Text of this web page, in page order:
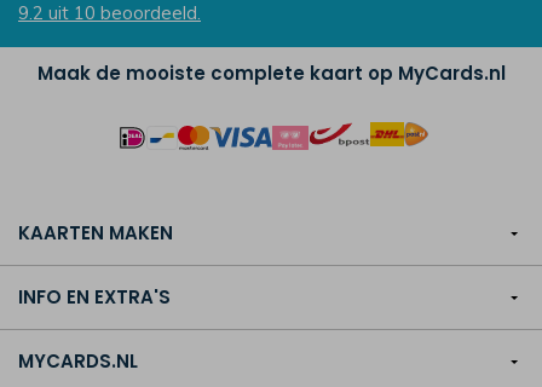
9.2 uit 10 beoordeeld.
Maak de mooiste complete kaart op MyCards.nl
KAARTEN MAKEN
INFO EN EXTRA'S
MYCARDS.NL